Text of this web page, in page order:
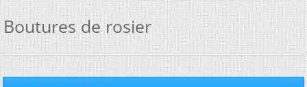
Boutures de rosier